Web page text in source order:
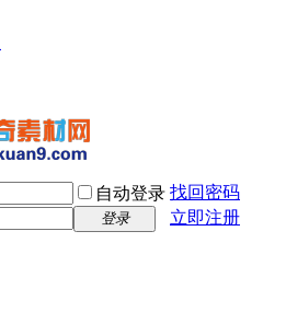
自动登录 找回密码
登录 立即注册